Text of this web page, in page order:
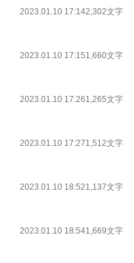
2023.01.10 17:142,302文字
2023.01.10 17:151,660文字
2023.01.10 17:261,265文字
2023.01.10 17:271,512文字
2023.01.10 18:521,137文字
2023.01.10 18:541,669文字